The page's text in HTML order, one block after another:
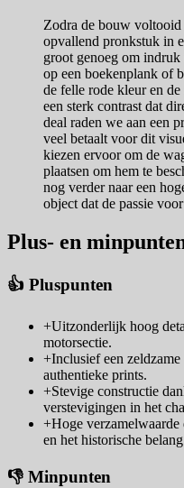
Zodra de bouw voltooid
opvallend pronkstuk in
groot genoeg om indruk
op een boekenplank of
de felle rode kleur en
een sterk contrast dat
deal raden we aan een
veel betaalt voor dit
kiezen ervoor om de
plaatsen om hem te
nog verder naar een
object dat de passie
Plus- en
👍 Pluspunten
+Uitzonderlijk hoog
motorsectie.
+Inclusief een
authentieke prints.
+Stevige constructie
verstevigingen in het
+Hoge
en het historische
👎 Minpunten